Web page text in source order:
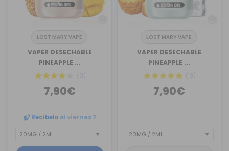
LOST MARY VAPE
VAPER DESECHABLE
PINEAPPLE ...
(9)
7,90€
Recíbelo el viernes 7
LOST MARY VAPE
VAPER DESECHABLE
PINEAPPLE ...
(13)
7,90€